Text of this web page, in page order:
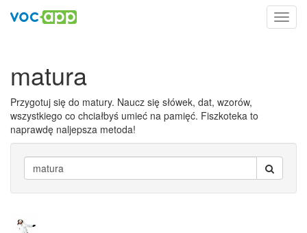
matura
Przygotuj się do matury. Naucz się słówek, dat, wzorów,
wszystkiego co chciałbyś umieć na pamięć. Fiszkoteka to
naprawdę naljepsza metoda!